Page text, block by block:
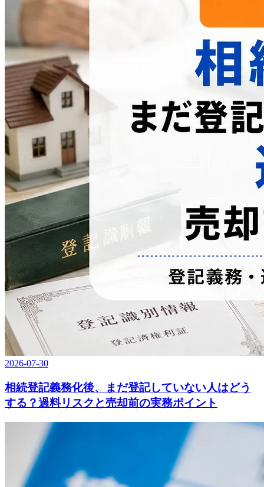
2026-07-30
相続登記義務化後、まだ登記していない人はどう
する？過料リスクと売却前の実務ポイント